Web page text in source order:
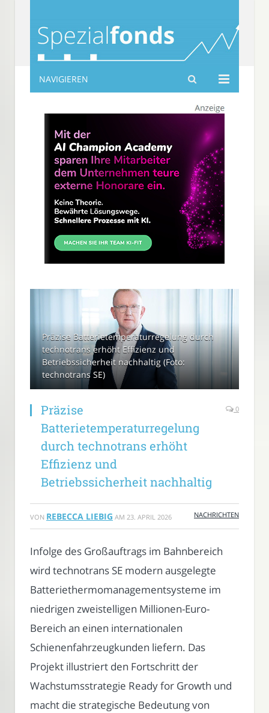
spezialfonds-info.de
NAVIGIEREN
Präzise Batterietemperaturregelung durch
technotrans erhöht Effizienz und
Betriebssicherheit nachhaltig (Foto:
technotrans SE)
Präzise
Batterietemperaturregelung
durch technotrans erhöht
Effizienz und
Betriebssicherheit nachhaltig
0
VON REBECCA LIEBIG AM 23. APRIL 2026 NACHRICHTEN
Infolge des Großauftrags im Bahnbereich
wird technotrans SE modern ausgelegte
Batteriethermomanagementsysteme im
niedrigen zweistelligen Millionen-Euro-
Bereich an einen internationalen
Schienenfahrzeugkunden liefern. Das
Projekt illustriert den Fortschritt der
Wachstumsstrategie Ready for Growth und
macht die strategische Bedeutung von